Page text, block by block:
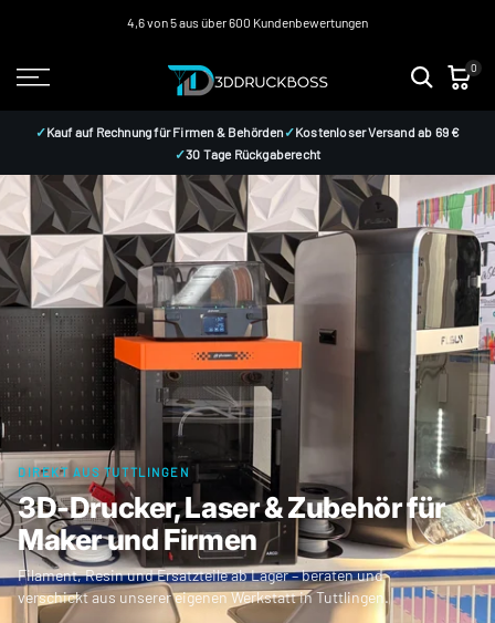
springen
3ddruckboss
–
3D-
Drucker,
3D-
Druck-
Zubehör,
Filament
&
4,6 von 5 aus über 600 Kundenbewertungen
0
✓Kauf auf Rechnung für Firmen & Behörden✓Kostenloser Versand ab 69 €
✓30 Tage Rückgaberecht
DIREKT AUS TUTTLINGEN
3D-Drucker, Laser & Zubehör für
Maker und Firmen
Filament, Resin und Ersatzteile ab Lager – beraten und
verschickt aus unserer eigenen Werkstatt in Tuttlingen.